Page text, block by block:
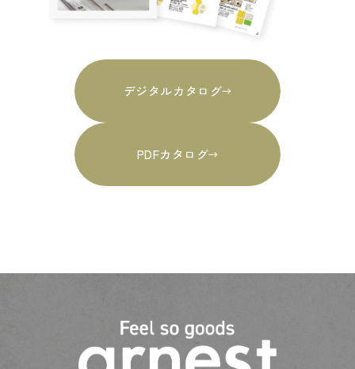
デジタルカタログ
PDFカタログ